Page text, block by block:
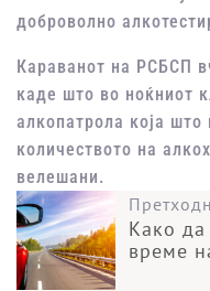
доброволно
Караванот на РСБСП
каде што во ноќниот
алкопатрола која
количеството на
велешани.
Како да
време